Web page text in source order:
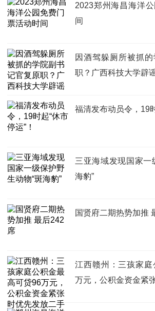
2023郑州海昌海洋
间
因酒驾躲厕所被抓
职？广西科技大学辟
福清发布动员令，19
三亚海域发现国家一
海豹”
国贤府二期热势加推
江西赣州：三孩家
万元，公积金资金紧